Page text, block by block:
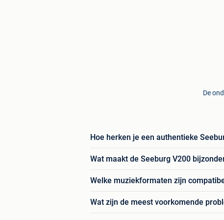
De
Hoe herken je een authentieke
Wat maakt de Seeburg V200
Welke muziekformaten zijn
Wat zijn de meest voorkomende